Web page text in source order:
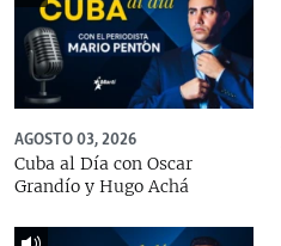
AGOSTO 03, 2026
Cuba al Día con Oscar
Grandío y Hugo Achá